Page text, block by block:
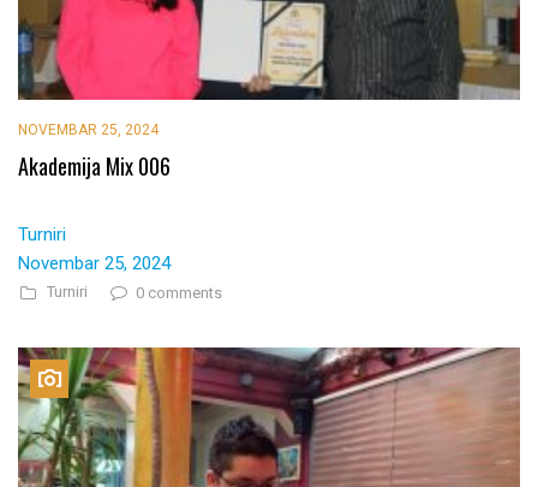
NOVEMBAR 25, 2024
Akademija Mix 006
Turniri
Novembar 25, 2024
Turniri 0 comments